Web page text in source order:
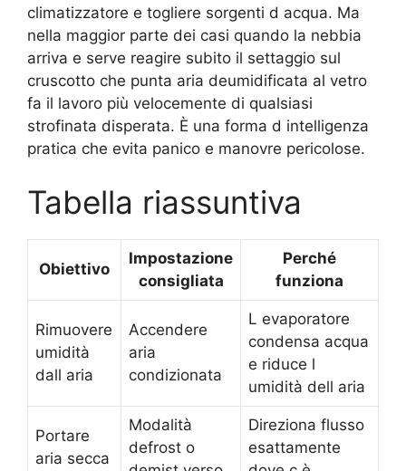
climatizzatore e togliere sorgenti d acqua. Ma
nella maggior parte dei casi quando la nebbia
arriva e serve reagire subito il settaggio sul
cruscotto che punta aria deumidificata al vetro
fa il lavoro più velocemente di qualsiasi
strofinata disperata. È una forma d intelligenza
pratica che evita panico e manovre pericolose.
Tabella riassuntiva
Obiettivo
Impostazione
consigliata
Perché
funziona
Rimuovere
umidità
dall aria
Accendere
aria
condizionata
L evaporatore
condensa acqua
e riduce l
umidità dell aria
Portare
aria secca
Modalità
defrost o
Direziona flusso
esattamente